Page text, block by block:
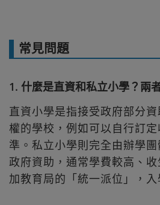
常見問題
1. 什麼是直資和私立小學？兩
直資小學是指接受政府部分
權的學校，例如可以自行訂
準。私立小學則完全由辦學
政府資助，通常學費較高、
加教育局的「統一派位」，